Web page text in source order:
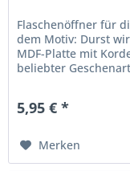
Flaschenöffner für
dem Motiv: Durst
MDF-Platte mit
beliebter
5,95 € *
Merken